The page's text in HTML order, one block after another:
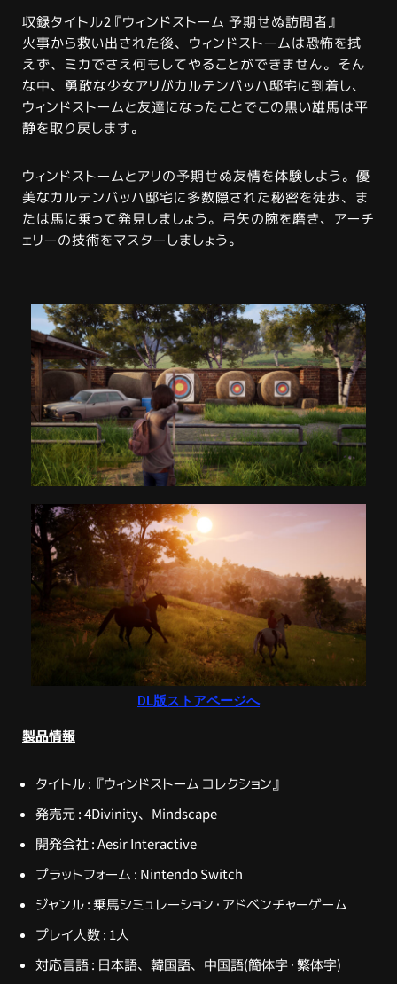
収録タイトル2『ウィンドストーム 予期せぬ訪問者』
火事から救い出された後、ウィンドストームは恐怖を拭
えず、ミカでさえ何もしてやることができません。そん
な中、勇敢な少女アリがカルテンバッハ邸宅に到着し、
ウィンドストームと友達になったことでこの黒い雄馬は平
静を取り戻します。
ウィンドストームとアリの予期せぬ友情を体験しよう。優
美なカルテンバッハ邸宅に多数隠された秘密を徒歩、ま
たは馬に乗って発見しましょう。弓矢の腕を磨き、アーチ
ェリーの技術をマスターしましょう。
DL版ストアページへ
製品情報
タイトル : 『ウィンドストーム コレクション』
発売元 : 4Divinity、Mindscape
開発会社 : Aesir Interactive
プラットフォーム : Nintendo Switch
ジャンル : 乗馬シミュレーション・アドベンチャーゲーム
プレイ人数 : 1人
対応言語 : 日本語、韓国語、中国語(簡体字・繁体字)